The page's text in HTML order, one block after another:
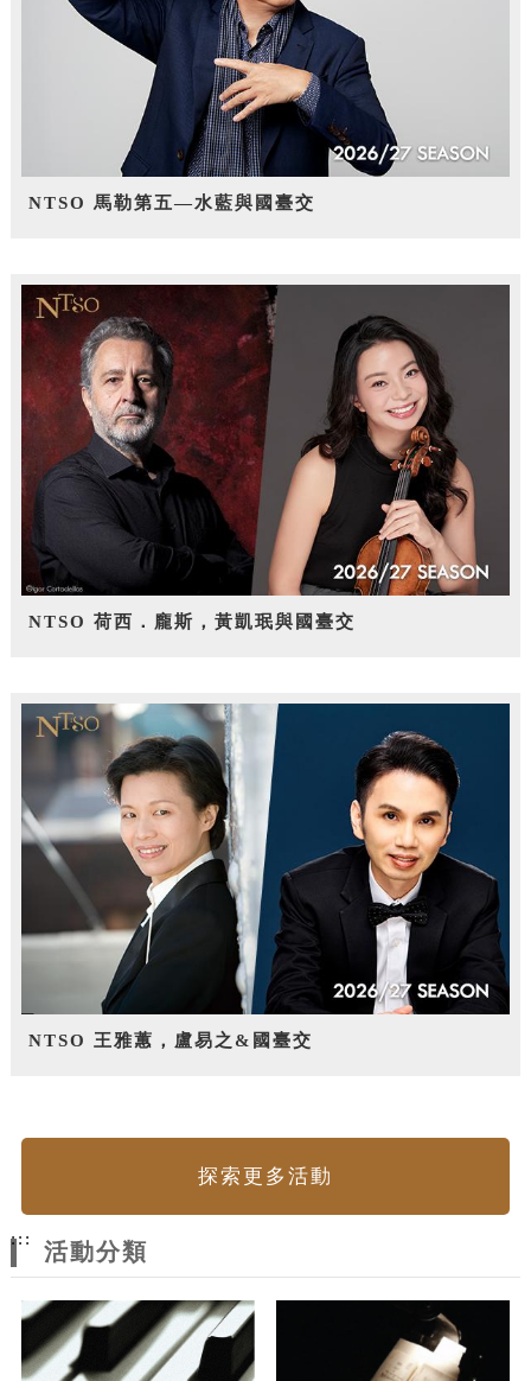
NTSO 馬勒第五—水藍與國臺交
NTSO 荷西．龐斯，黃凱珉與國臺交
NTSO 王雅蕙，盧易之&國臺交
探索更多活動
:::
活動分類